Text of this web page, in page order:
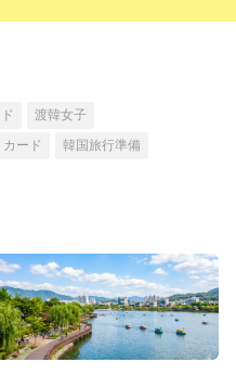
渡韓女子
ード 韓国旅行準備